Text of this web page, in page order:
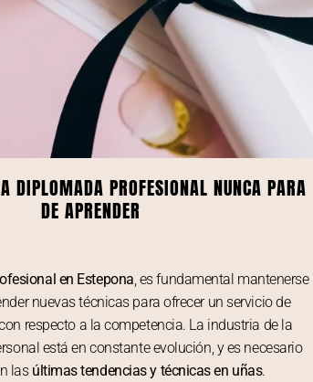
DIPLOMADA PROFESIONAL NUNCA PARA
DE APRENDER
en Estepona, es fundamental mantenerse
nuevas técnicas para ofrecer un servicio de
respecto a la competencia. La industria de la
está en constante evolución, y es necesario
las últimas tendencias y técnicas en uñas.